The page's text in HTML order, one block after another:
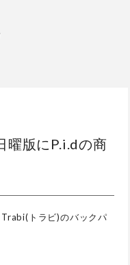
曜版にP.i.dの商
トラビ)のバックパ